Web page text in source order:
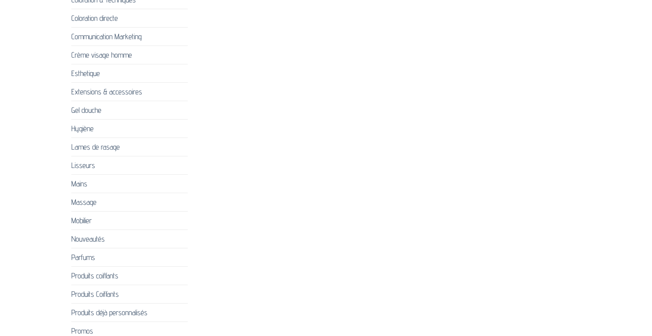
Coloration directe
Communication Marketing
Crème visage homme
Esthetique
Extensions & accessoires
Gel douche
Hygiène
Lames de rasage
Lisseurs
Mains
Massage
Mobilier
Nouveautés
Parfums
Produits coiffants
Produits Coiffants
Produits déjà personnalisés
Promos